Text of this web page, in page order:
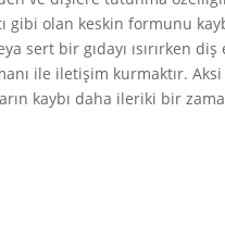
gibi olan keskin formunu
bir gıdayı ısırırken diş
ile iletişim kurmaktır.
kaybı daha ileriki bir